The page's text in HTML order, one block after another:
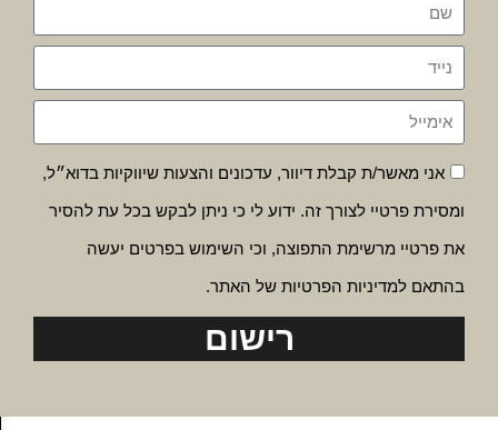
אני מאשר/ת קבלת דיוור, עדכונים והצעות שיווקיות בדוא״ל,
ומסירת פרטיי לצורך זה. ידוע לי כי ניתן לבקש בכל עת להסיר
את פרטיי מרשימת התפוצה, וכי השימוש בפרטים יעשה
בהתאם למדיניות הפרטיות של האתר.
רישום